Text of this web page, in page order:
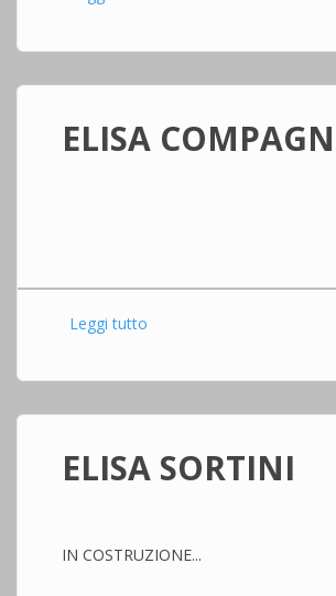
ELISA
Leggi tutto
ELISA SORTINI
IN COSTRUZIONE...